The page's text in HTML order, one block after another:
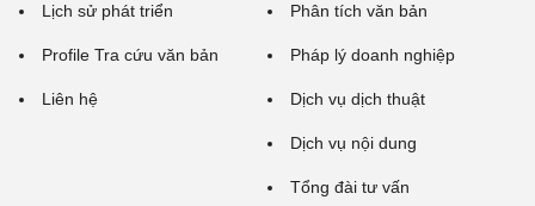
Lịch sử phát triển
Profile Tra cứu văn bản
Liên hệ
Phân tích văn bản
Pháp lý doanh nghiệp
Dịch vụ dịch thuật
Dịch vụ nội dung
Tổng đài tư vấn